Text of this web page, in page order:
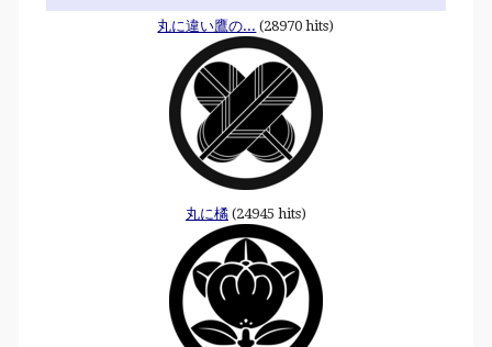
丸に違い鷹の... (28970 hits)
丸に橘(24945 hits)